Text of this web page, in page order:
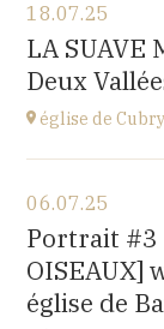
Basilique Saint
place de
à21H00
Acheter vos
18.07.25
LA SUAVE
Deux
église de
église Saint-
rue du
à20H00
06.07.25
Portrait #3
OISEAUX]
église de